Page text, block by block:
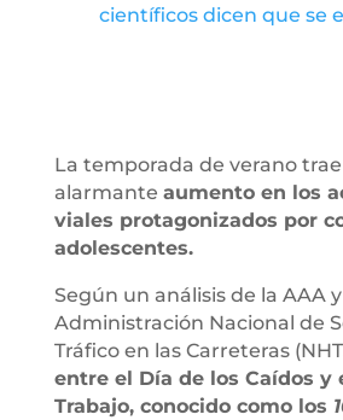
científicos dicen que se
La temporada de verano
alarmante aumento en los
viales protagonizados por
adolescentes.
Según un análisis de la AAA
Administración Nacional de
Tráfico en las Carreteras
entre el Día de los Caídos y
Trabajo, conocido como los